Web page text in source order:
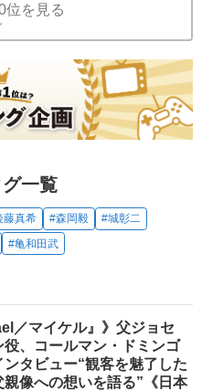
位を見る
一覧
藤真希 #森岡毅
#城彰二
#亀和田武
／マイケル』》父ジョセ
役、コールマン・ドミンゴ
タビュー“観客を魅了した
像への想いを語る”《日本